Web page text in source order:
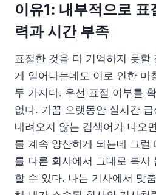
이유1: 내부적으로 표
력과 시간 부족
표절한 것을 다 기억하지 못할
게 일어나는데도 이로 인한 마
두 가지다. 우선 표절 여부를
없다. 가끔 오랫동안 실시간
내려오지 않는 검색어가 나오
를 계속 양산하게 되는데 그럴
를 다른 회사에서 그대로 복사
할 수 있다. 나는 기사에서 맞